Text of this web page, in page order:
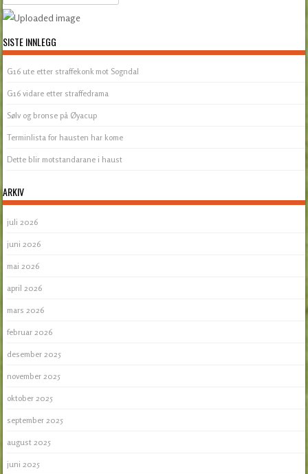
SISTE INNLEGG
G16 ute etter straffekonk mot Sogndal
G16 vidare etter straffedrama
Sølv og bronse på Øyacup
Terminlista for hausten har kome
Dette blir motstandarane i haust
ARKIV
juli 2026
juni 2026
mai 2026
april 2026
mars 2026
februar 2026
desember 2025
november 2025
oktober 2025
september 2025
august 2025
juni 2025